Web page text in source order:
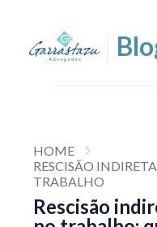
HOME
RESCISÃO
TRABALHO
Rescisão